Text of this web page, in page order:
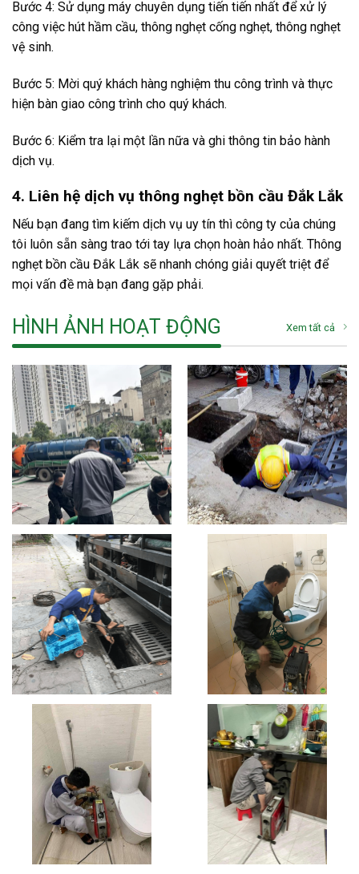
Bước 4: Sử dụng máy chuyên dụng tiến tiến nhất để xử lý
công việc hút hầm cầu, thông nghẹt cống nghẹt, thông nghẹt
vệ sinh.
Bước 5: Mời quý khách hàng nghiệm thu công trình và thực
hiện bàn giao công trình cho quý khách.
Bước 6: Kiểm tra lại một lần nữa và ghi thông tin bảo hành
dịch vụ.
4. Liên hệ dịch vụ thông nghẹt bồn cầu Đắk Lắk
Nếu bạn đang tìm kiếm dịch vụ uy tín thì công ty của chúng
tôi luôn sẵn sàng trao tới tay lựa chọn hoàn hảo nhất. Thông
nghẹt bồn cầu Đắk Lắk sẽ nhanh chóng giải quyết triệt để
mọi vấn đề mà bạn đang gặp phải.
HÌNH ẢNH HOẠT ĐỘNG Xem tất cả